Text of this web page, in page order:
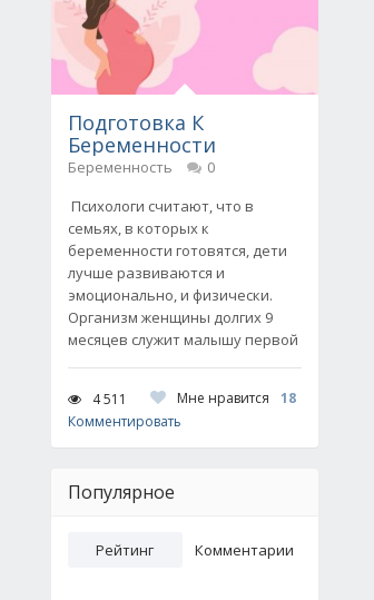
Подготовка К
Беременности
Беременность
0
Психологи считают, что в
семьях, в которых к
беременности готовятся, дети
лучше развиваются и
эмоционально, и физически.
Организм женщины долгих 9
месяцев служит малышу первой
4 511 Мне нравится
18
Комментировать
Популярное
Рейтинг Комментарии